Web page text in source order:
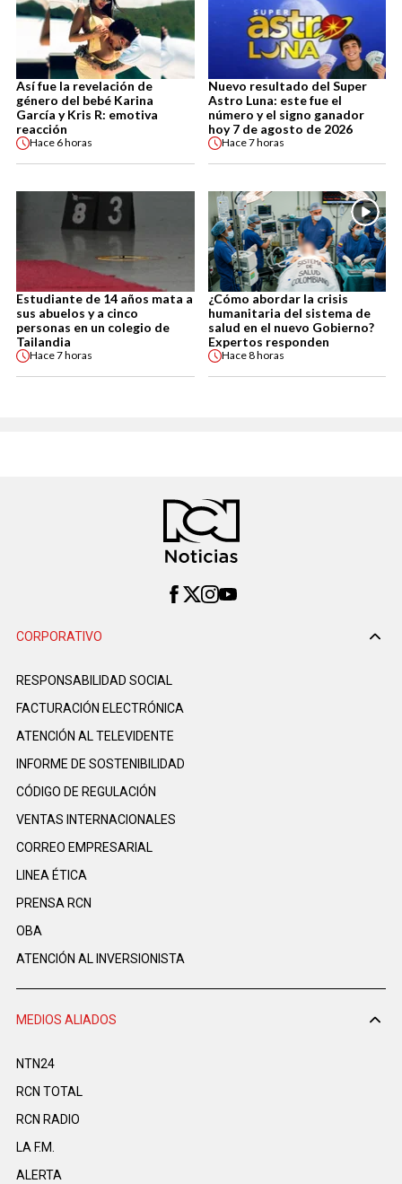
Así fue la revelación de
género del bebé Karina
García y Kris R: emotiva
reacción
Hace 6 horas
Nuevo resultado del Super
Astro Luna: este fue el
número y el signo ganador
hoy 7 de agosto de 2026
Hace7 horas
Estudiante de 14 años mata a
sus abuelos y a cinco
personas en un colegio de
Tailandia
Hace7 horas
¿Cómo abordar la crisis
humanitaria del sistema de
salud en el nuevo Gobierno?
Expertos responden
Hace8 horas
CORPORATIVO
RESPONSABILIDAD SOCIAL
FACTURACIÓN ELECTRÓNICA
ATENCIÓN AL TELEVIDENTE
INFORME DE SOSTENIBILIDAD
CÓDIGO DE REGULACIÓN
VENTAS INTERNACIONALES
CORREO EMPRESARIAL
LINEA ÉTICA
PRENSA RCN
OBA
ATENCIÓN AL INVERSIONISTA
MEDIOS ALIADOS
NTN24
RCN TOTAL
RCN RADIO
LA F.M.
ALERTA